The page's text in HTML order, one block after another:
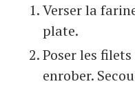
Verser la
plate.
Poser les
enrober.